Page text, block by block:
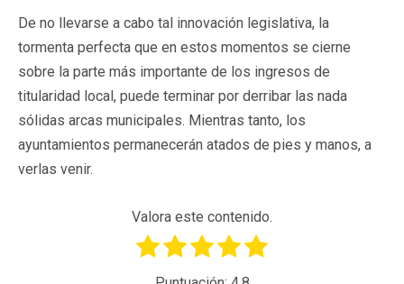
De no llevarse a cabo tal innovación legislativa, la
tormenta perfecta que en estos momentos se cierne
sobre la parte más importante de los ingresos de
titularidad local, puede terminar por derribar las nada
sólidas arcas municipales. Mientras tanto, los
ayuntamientos permanecerán atados de pies y manos, a
verlas venir.
Valora este contenido.